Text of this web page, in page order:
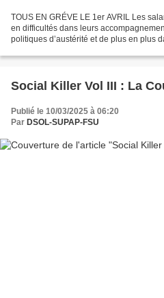
TOUS EN GRÉVE LE 1er AVRIL Les
en difficultés dans leurs
politiques d’austérité et de plus en plus
Social Killer Vol III : La
Publié le 10/03/2025 à 06:20
Par DSOL-SUPAP-FSU